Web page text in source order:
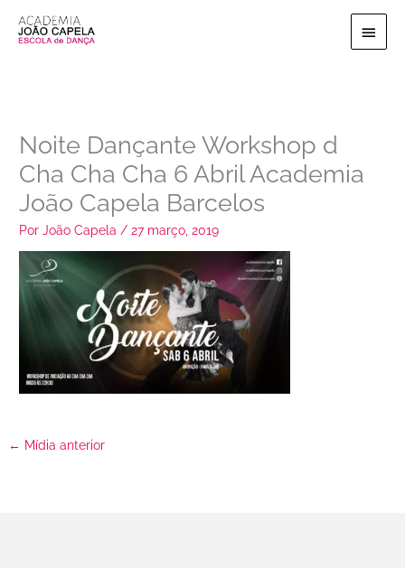
para
Menu
Noite Dançante Workshop d
Cha Cha Cha 6 Abril Academia
João Capela Barcelos
PorJoão Capela /27 março, 2019
← Mídia anterior